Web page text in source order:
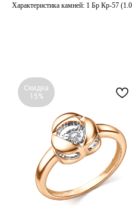
Характеристика камней: 1 Бр Кр-57
Скидка
15%